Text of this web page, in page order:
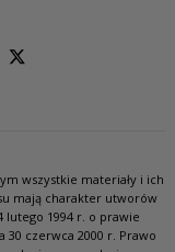
wszystkie materiały i ich
mają charakter utworów
1994 r. o prawie
czerwca 2000 r. Prawo